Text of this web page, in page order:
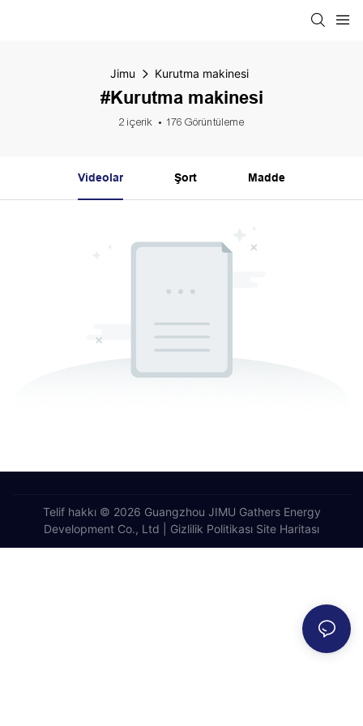
Jimu Kurutma makinesi
#Kurutma makinesi
2 içerik 176 Görüntüleme
Videolar Şort Madde
Telif hakkı © 2026 Guangzhou JIMU Gathers Energy
Development Co., Ltd |
Gizlilik Politikası Site Haritası